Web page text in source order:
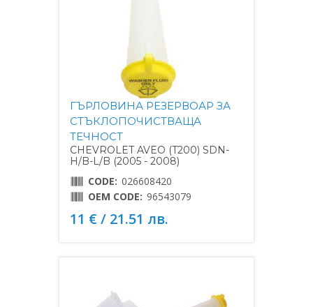
ГЪРЛОВИНА РЕЗЕРВОАР ЗА
СТЪКЛОПОЧИСТВАЩА
ТЕЧНОСТ
CHEVROLET AVEO (T200) SDN-
H/B-L/B (2005 - 2008)
CODE: 026608420
OEM CODE: 96543079
11 € / 21.51 лв.